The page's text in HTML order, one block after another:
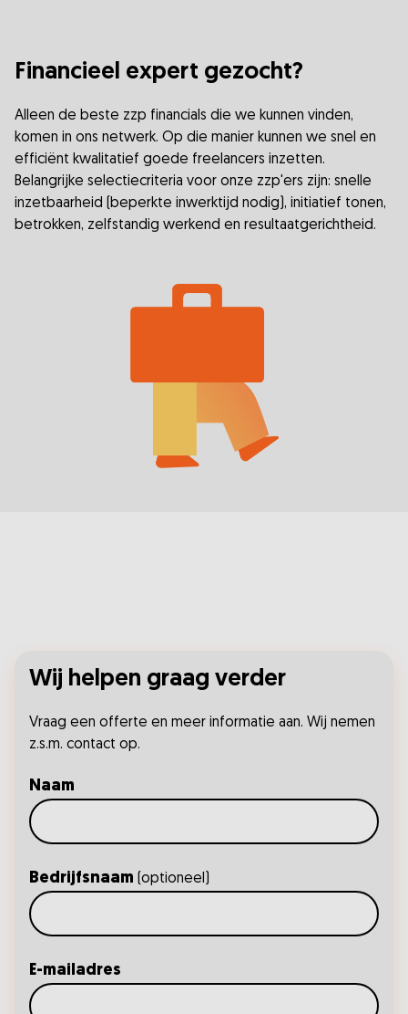
Financieel expert gezocht?
Alleen de beste zzp financials die we kunnen vinden,
komen in ons netwerk. Op die manier kunnen we snel en
efficiënt kwalitatief goede freelancers inzetten.
Belangrijke selectiecriteria voor onze zzp'ers zijn: snelle
inzetbaarheid (beperkte inwerktijd nodig), initiatief tonen,
betrokken, zelfstandig werkend en resultaatgerichtheid.
Wij helpen graag verder
Vraag een offerte en meer informatie aan. Wij nemen
z.s.m. contact op.
Naam
Bedrijfsnaam (optioneel)
E-mailadres